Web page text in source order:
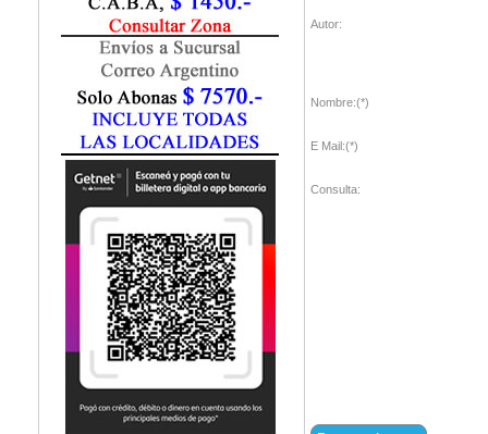
Autor:
Nombre:(*)
E Mail:(*)
Consulta: